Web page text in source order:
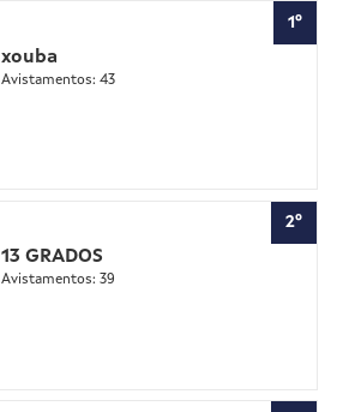
1º
xouba
Avistamentos: 43
2º
13 GRADOS
Avistamentos: 39